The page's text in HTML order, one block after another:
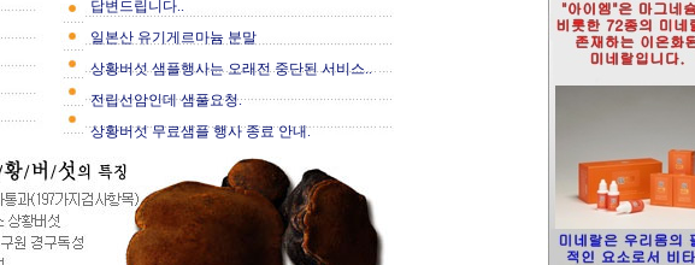
답변드립니다..
일본산 유기게르마늄 분말
상황버섯 샘플행사는 오래전 중단된 서비스..
전립선암인데 샘풀요청.
상황버섯 무료샘플 행사 종료 안내.